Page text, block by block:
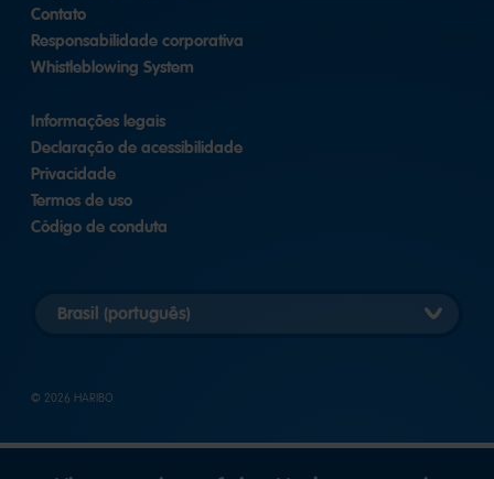
Contato
Responsabilidade corporativa
Whistleblowing System
Informações legais
Declaração de acessibilidade
Privacidade
Termos de uso
Código de conduta
versão
© 2026 HARIBO